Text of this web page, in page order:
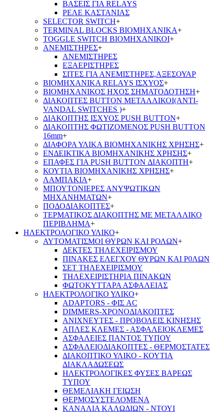
ΒΑΣΕΙΣ ΓΙΑ RELAYS
ΡΕΛΕ ΚΑΣΤΑΝΙΑΣ
SELECTOR SWITCH+
TERMINAL BLOCKS ΒΙΟΜΗΧΑΝΙΚΑ+
TOGGLE SWITCH ΒΙΟΜΗΧΑΝΙΚΟΙ+
ΑΝΕΜΙΣΤΗΡΕΣ+
ΑΝΕΜΙΣΤΗΡΕΣ
ΕΞΑΕΡΙΣΤΗΡΕΣ
ΣΙΤΕΣ ΓΙΑ ΑΝΕΜΙΣΤΗΡΕΣ,ΑΞΕΣΟΥΑΡ
ΒΙΟΜΗΧΑΝΙΚΑ RELAYS ΙΣΧΥΟΣ+
ΒΙΟΜΗΧΑΝΙΚΟΣ ΗΧΟΣ ΣΗΜΑΤΟΔΟΤΗΣΗ+
ΔΙΑΚΟΠΤΕΣ BUTTON ΜΕΤΑΛΛΙΚΟΙ(ANTI-
VANDAL SWITCHES )+
ΔΙΑΚΟΠΤΗΣ ΙΣΧΥΟΣ PUSH BUTTON+
ΔΙΑΚΟΠΤΗΣ ΦΩΤΙΖΟΜΕΝΟΣ PUSH BUTTON
16mm+
ΔΙΑΦΟΡΑ ΥΛΙΚΑ ΒΙΟΜΗΧΑΝΙΚΗΣ ΧΡΗΣΗΣ+
ΕΝΔΕΙΚΤΙΚΑ ΒΙΟΜΗΧΑΝΙΚΗΣ ΧΡΗΣΗΣ+
ΕΠΑΦΕΣ ΓΙΑ PUSH BUTTON ΔΙΑΚΟΠΤΗ+
ΚΟΥΤΙΑ ΒΙΟΜΗΧΑΝΙΚΗΣ ΧΡΗΣΗΣ+
ΛΑΜΠΑΚΙΑ+
ΜΠΟΥΤΟΝΙΕΡΕΣ ΑΝΥΨΩΤΙΚΩΝ
ΜΗΧΑΝΗΜΑΤΩΝ+
ΠΟΔΟΔΙΑΚΟΠΤΕΣ+
ΤΕΡΜΑΤΙΚΟΣ ΔΙΑΚΟΠΤΗΣ ΜΕ ΜΕΤΑΛΛΙΚΟ
ΠΕΡΙΒΛΗΜΑ+
ΗΛΕΚΤΡΟΛΟΓΙΚΟ ΥΛΙΚΟ+
ΑΥΤΟΜΑΤΙΣΜΟΙ ΘΥΡΩΝ ΚΑΙ ΡΟΛΩΝ+
ΔΕΚΤΕΣ ΤΗΛΕΧΕΙΡΙΣΜΟΥ
ΠΙΝΑΚΕΣ ΕΛΕΓΧΟΥ ΘΥΡΩΝ ΚΑΙ Ρ0ΛΩΝ
ΣΕΤ ΤΗΛΕΧΕΙΡΙΣΜΟΥ
ΤΗΛΕΧΕΙΡΙΣΤΗΡΙΑ ΠΙΝΑΚΩΝ
ΦΩΤΟΚΥΤΤΑΡΑ ΑΣΦΑΛΕΙΑΣ
ΗΛΕΚΤΡΟΛΟΓΙΚΟ ΥΛΙΚΟ+
ADAPTORS - ΦΙΣ AC
DIMMERS-ΧΡΟΝΟΔΙΑΚΟΠΤΕΣ
ΑΝΙΧΝΕΥΤΕΣ - ΠΡΟΒΟΛΕΙΣ ΚΙΝΗΣΗΣ
ΑΠΛΕΣ ΚΛΕΜΕΣ - ΑΣΦΑΛΕΙΟΚΛΕΜΕΣ
ΑΣΦΑΛΕΙΕΣ ΠΑΝΤΟΣ ΤΥΠΟΥ
ΑΣΦΑΛΕΙΟΔΙΑΚΟΠΤΕΣ - ΘΕΡΜΟΣΤΑΤΕΣ
ΔΙΑΚΟΠΤΙΚΟ ΥΛΙΚΟ - ΚΟΥΤΙΑ
ΔΙΑΚΛΑΔΩΣΕΩΣ
ΗΛΕΚΤΡΟΛΟΓΙΚΕΣ ΦΥΣΕΣ ΒΑΡΕΩΣ
ΤΥΠΟΥ
ΘΕΜΕΛΙΑΚΗ ΓΕΙΩΣΗ
ΘΕΡΜΟΣΥΣΤΕΛΟΜΕΝΑ
ΚΑΝΑΛΙΑ ΚΑΛΩΔΙΩΝ - ΝΤΟΥΙ